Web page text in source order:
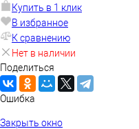
Купить в 1 клик
В избранное
К сравнению
Нет в наличии
Поделиться
Ошибка
Закрыть окно